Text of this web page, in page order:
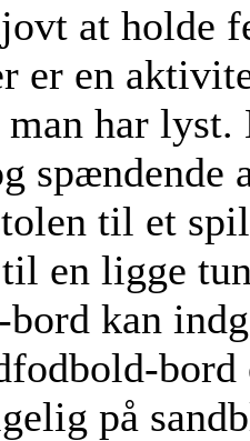
at holde
er en
har
til et
en ligge
kan
på